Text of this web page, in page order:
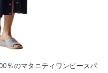
％のマタニティワンピースパ